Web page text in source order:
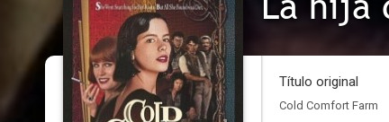
Título original
Cold Comfort Farm